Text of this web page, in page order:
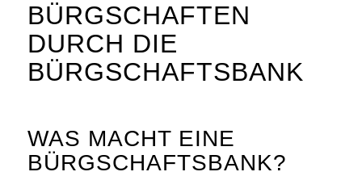
BÜRGSCHAFTEN
DURCH DIE
BÜRGSCHAFTSBANK
WAS MACHT EINE
BÜRGSCHAFTSBANK?